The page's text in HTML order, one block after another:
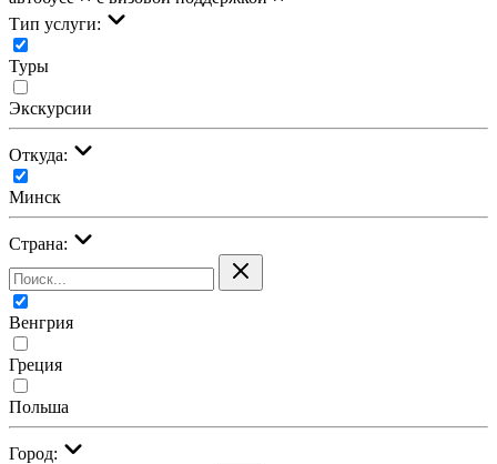
Тип услуги:
Туры
Экскурсии
Откуда:
Минск
Страна:
Венгрия
Греция
Польша
Город: